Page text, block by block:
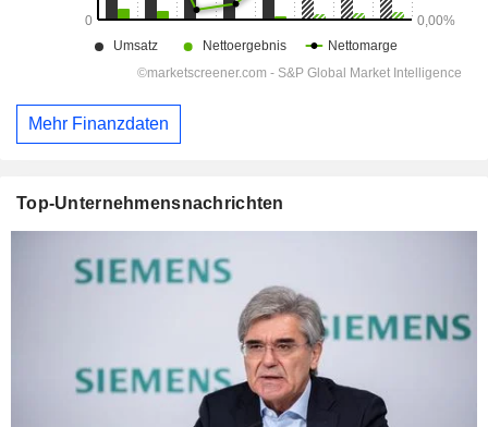
Mehr Finanzdaten
Top-Unternehmensnachrichten